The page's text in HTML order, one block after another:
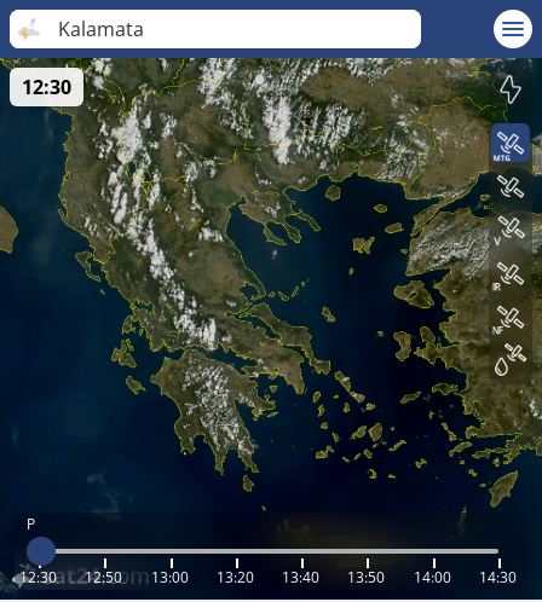
Kalamata
P
12:30 12:50 13:00 13:20 13:40 13:50 14:00 14:30
12:30